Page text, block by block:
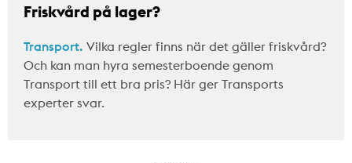
Friskvård på lager?
Transport. Vilka regler finns när det gäller friskvård?
Och kan man hyra semesterboende genom
Transport till ett bra pris? Här ger Transports
experter svar.